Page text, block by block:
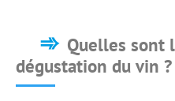
Quelles sont
dégustation du vin ?